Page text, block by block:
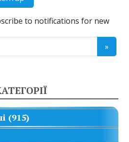
to notifications for new
(915)